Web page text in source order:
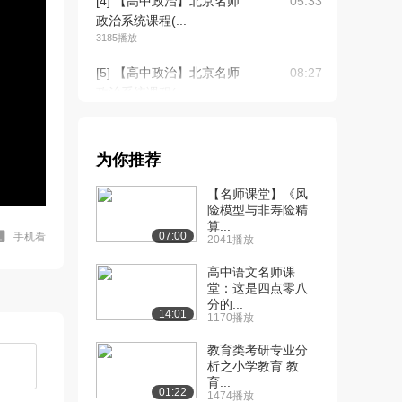
手机看
政治系统课程(...
3185播放
[5] 【高中政治】北京名师
08:27
政治系统课程(...
[7] 【高中政治】北京名师
政治系统课程(...
05:42
[8] 【高中政治】北京名师
政治系统课程(...
05:44
[9] 【高中政治】北京名师
3067播放
07:44
为你推荐
07:00
【名师课堂】《风
险模型与非寿险精
算...
2041播放
14:01
高中语文名师课
堂：这是四点零八
分的...
1170播放
01:22
教育类考研专业分
析之小学教育 教
育...
1474播放